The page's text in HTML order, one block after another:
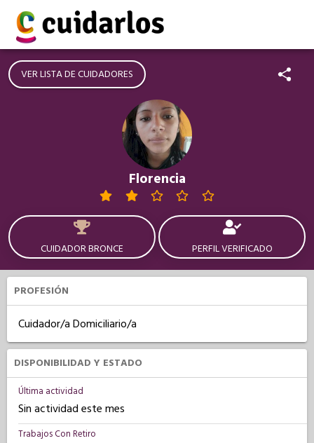
VER LISTA DE CUIDADORES
Florencia
CUIDADOR BRONCE PERFIL VERIFICADO
PROFESIÓN
Cuidador/a Domiciliario/a
DISPONIBILIDAD Y ESTADO
Última actividad
Sin actividad este mes
Trabajos Con Retiro